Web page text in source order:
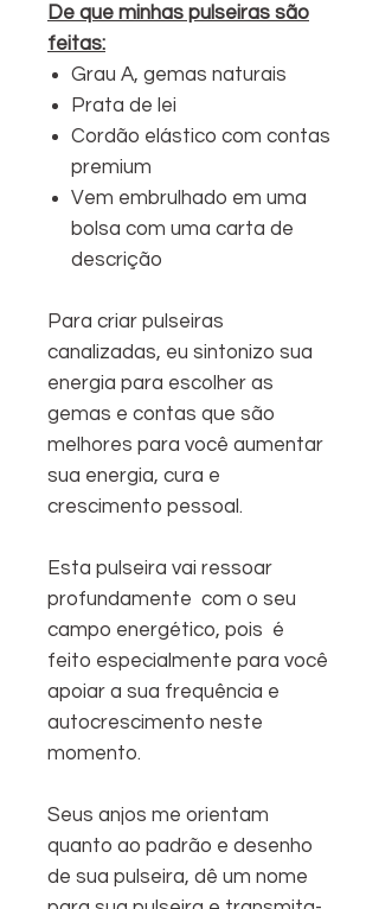
De que minhas pulseiras são
feitas:
Grau A, gemas naturais
Prata de lei
Cordão elástico com contas
premium
Vem embrulhado em uma
bolsa com uma carta de
descrição
Para criar pulseiras
canalizadas, eu sintonizo sua
energia para escolher as
gemas e contas que são
melhores para você aumentar
sua energia, cura e
crescimento pessoal.
Esta pulseira vai ressoar
profundamente com o seu
campo energético, pois é
feito especialmente para você
apoiar a sua frequência e
autocrescimento neste
momento.
Seus anjos me orientam
quanto ao padrão e desenho
de sua pulseira, dê um nome